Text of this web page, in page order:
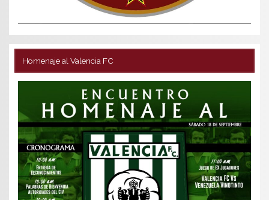
Homenaje al Valencia FC